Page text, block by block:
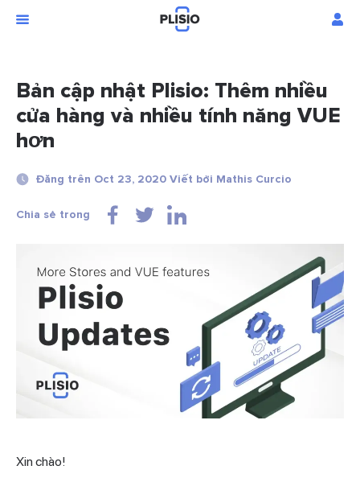
Bản cập nhật Plisio: Thêm nhiều
cửa hàng và nhiều tính năng VUE
hơn
Đăng trên Oct 23, 2020 Viết bởi Mathis Curcio
Chia sẻ trong
Xin chào!